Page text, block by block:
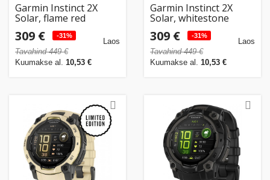
Garmin Instinct 2X
Solar, flame red
309 € -31%
Tavahind 449 €
Kuumakse al. 10,53 €
Laos
Garmin Instinct 2X
Solar, whitestone
309 € -31%
Tavahind 449 €
Kuumakse al. 10,53 €
Laos